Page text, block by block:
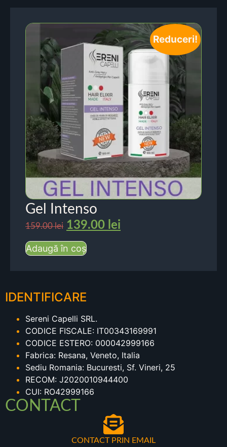
Reduceri!
Gel Intenso
159.00lei 139.00 lei
Adaugă în coș
IDENTIFICARE
Sereni Capelli SRL.
CODICE FISCALE: IT00343169991
CODICE ESTERO: 000042999166
Fabrica: Resana, Veneto, Italia
Sediu Romania: Bucuresti, Sf. Vineri, 25
RECOM: J2020010944400
CUI: RO42999166
CONTACT
CONTACT PRIN EMAIL